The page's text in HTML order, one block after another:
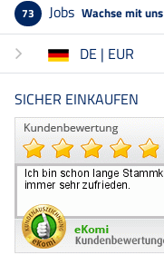
73 Jobs Wachse mit uns
DE | EUR
SICHER EINKAUFEN